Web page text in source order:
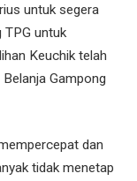
untuk segera
untuk
Keuchik telah
Gampong
dan
tidak menetap